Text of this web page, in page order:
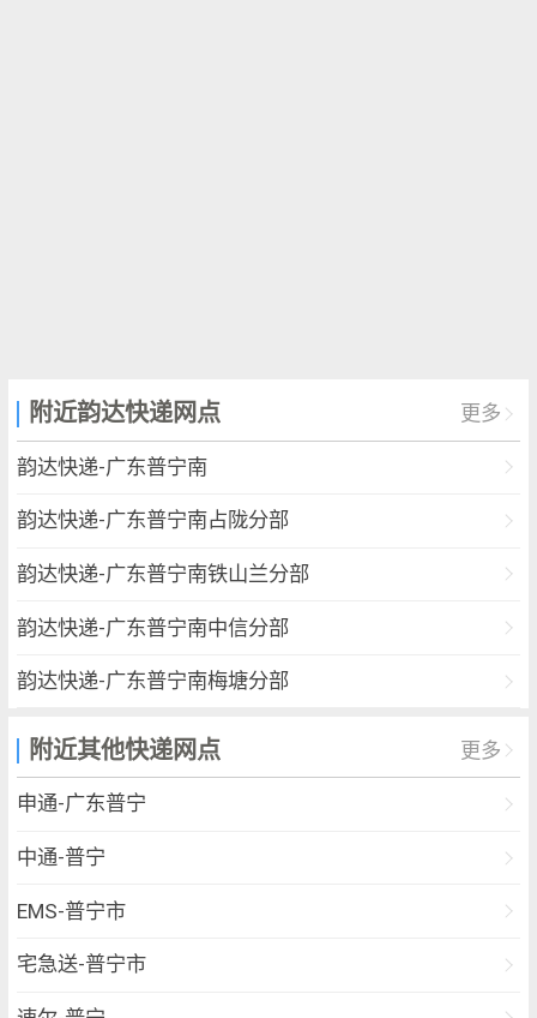
附近韵达快递网点 更多
韵达快递-广东普宁南
韵达快递-广东普宁南占陇分部
韵达快递-广东普宁南铁山兰分部
韵达快递-广东普宁南中信分部
韵达快递-广东普宁南梅塘分部
韵达快递-广东普宁南云落分部
韵达快递-广东普宁南学院分部
韵达快递-广东普宁南金池分部
韵达快递-广东普宁南科技园分部
韵达快递-广东普宁北
韵达快递-广东普宁北西市
附近其他快递网点 更多
申通-广东普宁
中通-普宁
EMS-普宁市
宅急送-普宁市